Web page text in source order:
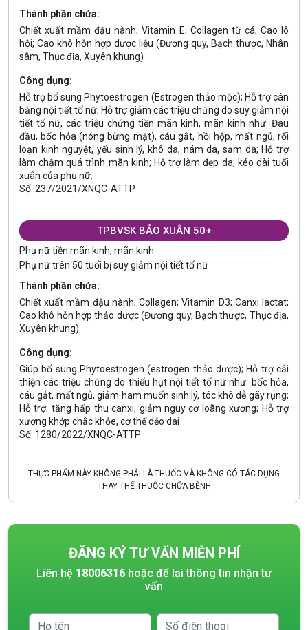
Thành phần chứa:
Chiết xuất mầm đậu nành; Vitamin E; Collagen từ cá; Cao lô
hội; Cao khô hỗn hợp dược liệu (Đương quy, Bạch thược, Nhân
sâm, Thục địa, Xuyên khung)
Công dụng:
Hỗ trợ bổ sung Phytoestrogen (Estrogen thảo mộc); Hỗ trợ cân
bằng nội tiết tố nữ; Hỗ trợ giảm các triệu chứng do suy giảm nội
tiết tố nữ, các triệu chứng tiền mãn kinh, mãn kinh như: Đau
đầu, bốc hỏa (nóng bừng mặt), cáu gắt, hồi hộp, mất ngủ, rối
loạn kinh nguyệt, yếu sinh lý, khô da, nám da, sạm da; Hỗ trợ
làm chậm quá trình mãn kinh; Hỗ trợ làm đẹp da, kéo dài tuổi
xuân của phụ nữ.
Số: 237/2021/XNQC-ATTP
TPBVSK BẢO XUÂN 50+
Phụ nữ tiền mãn kinh, mãn kinh
Phụ nữ trên 50 tuổi bị suy giảm nội tiết tố nữ
Thành phần chứa:
Chiết xuất mầm đậu nành; Collagen; Vitamin D3; Canxi lactat;
Cao khô hỗn hợp thảo dược (Đương quy, Bạch thược, Thục địa,
Xuyên khung)
Công dụng:
Giúp bổ sung Phytoestrogen (estrogen thảo dược); Hỗ trợ cải
thiện các triệu chứng do thiếu hụt nội tiết tố nữ như: bốc hỏa,
cáu gắt, mất ngủ, giảm ham muốn sinh lý, tóc khô dễ gãy rụng;
Hỗ trợ: tăng hấp thu canxi, giảm nguy cơ loãng xương; Hỗ trợ
xương khớp chắc khỏe, cơ thể dẻo dai
Số: 1280/2022/XNQC-ATTP
THỰC PHẨM NÀY KHÔNG PHẢI LÀ THUỐC VÀ KHÔNG CÓ TÁC DỤNG
THAY THẾ THUỐC CHỮA BỆNH
ĐĂNG KÝ TƯ VẤN MIỄN PHÍ
Liên hệ 18006316 hoặc để lại thông tin nhận tư
vấn